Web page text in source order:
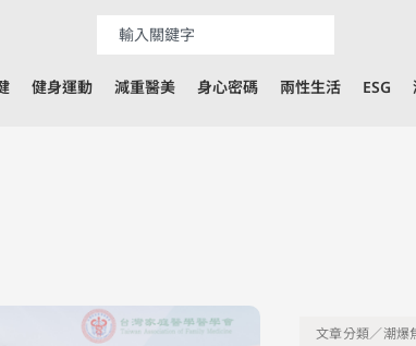
健身運動 減重醫美 身心密碼 兩性生活 ESG
文章分類／潮爆